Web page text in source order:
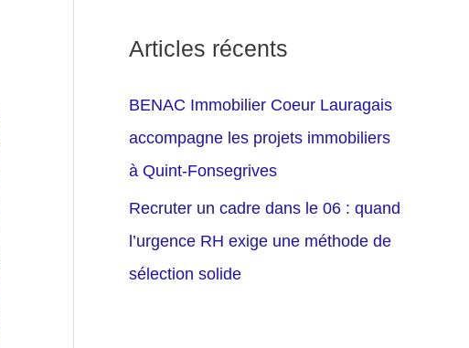
Articles récents
BENAC Immobilier Coeur Lauragais
accompagne les projets immobiliers
à Quint-Fonsegrives
Recruter un cadre dans le 06 : quand
l’urgence RH exige une méthode de
sélection solide